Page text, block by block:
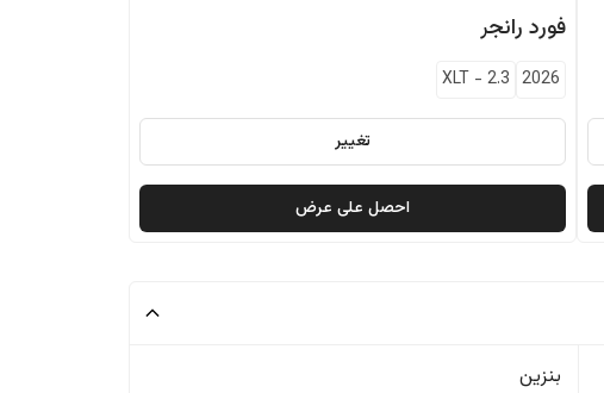
فورد رانجر
2026
XLT- 2.3
تغيير
احصل على عرض
بنزين